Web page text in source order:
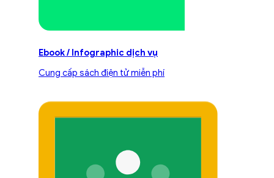
Ebook / Infographic dịch vụ
Cung cấp sách điện tử miễn phí